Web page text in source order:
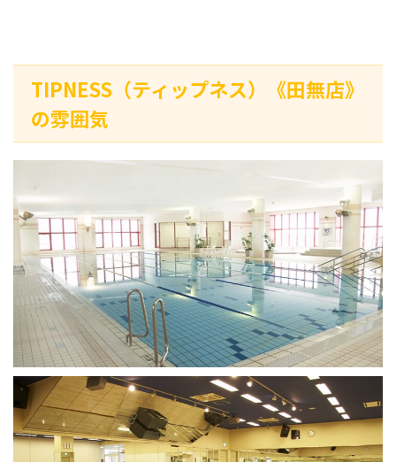
TIPNESS（ティップネス）《田無店》
の雰囲気